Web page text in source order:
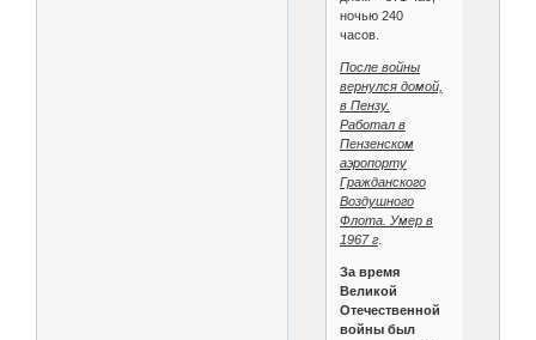
ночью 240
часов.
После войны
вернулся домой,
в Пензу.
Работал в
Пензенском
аэропорту
Гражданского
Воздушного
Флота. Умер в
1967 г.
За время
Великой
Отечественной
войны был